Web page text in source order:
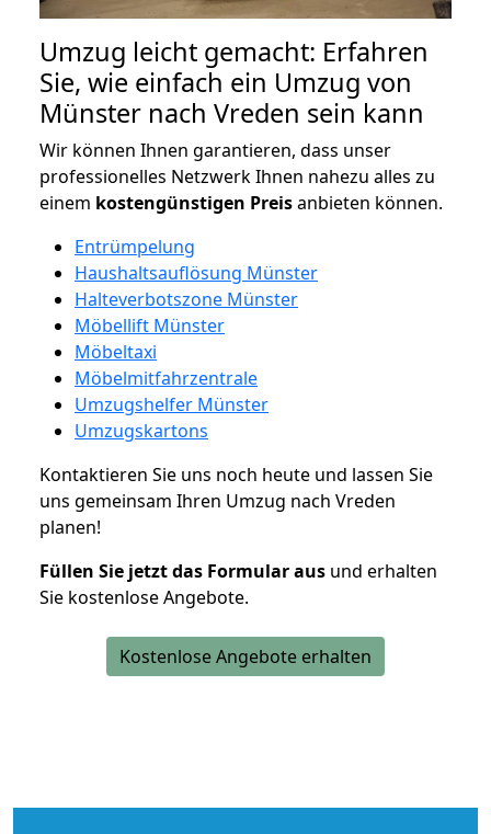
Umzug leicht gemacht: Erfahren
Sie, wie einfach ein Umzug von
Münster nach Vreden sein kann
Wir können Ihnen garantieren, dass unser
professionelles Netzwerk Ihnen nahezu alles zu
einem kostengünstigen Preisanbieten können.
Entrümpelung
Haushaltsauflösung Münster
Halteverbotszone Münster
Möbellift Münster
Möbeltaxi
Möbelmitfahrzentrale
Umzugshelfer Münster
Umzugskartons
Kontaktieren Sie uns noch heute und lassen Sie
uns gemeinsam Ihren Umzug nach Vreden
planen!
Füllen Sie jetzt das Formular aus und erhalten
Sie kostenlose Angebote.
Kostenlose Angebote erhalten